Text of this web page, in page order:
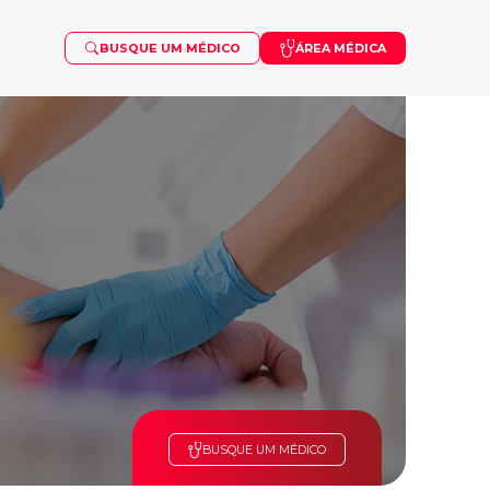
OSTEOPOROSE
PUBERDADE PRECOCE
TDAH
VISCOSSUPLEMENTAÇÃO
BUSQUE UM MÉDICO ÁREA MÉDICA
BUSQUE UM MÉDICO